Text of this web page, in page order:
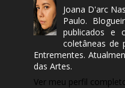
Joana D'arc
Paulo.
publicados e
coletâneas de
Entrementes.
das Artes.
Ver meu perfil